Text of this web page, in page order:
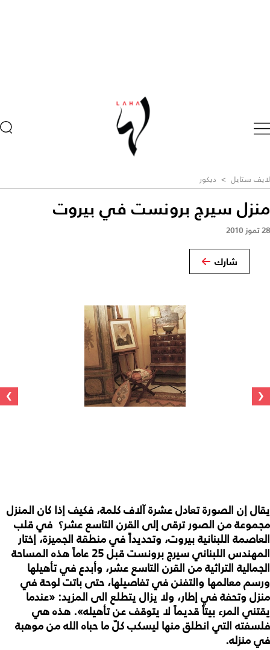
لايف ستايل > ديكور
منزل سيرج برونست في بيروت
28 تموز 2010
شارك
‹
›
يقال إن الصورة تعادل عشرة آلاف كلمة، فكيف إذا كان المنزل
مجموعة من الصور ترقى إلى القرن التاسع عشر؟ في قلب
العاصمة اللبنانية بيروت، وتحديداً في منطقة الجميزة، إختار
المهندس اللبناني سيرج برونست قبل 25 عاماً هذه المساحة
الجمالية التراثية من القرن التاسع عشر، وأبدع في تأهيلها
ورسم معالمها والتفنن في تفاصيلها، حتى باتت لوحة في
منزل وتحفة في إطار، ولا يزال يتطلع الى المزيد: «عندما
يقتني المرء بيتاً قديماً لا يتوقف عن تأهيله». هذه هي
فلسفته التي انطلق منها ليسكب كلّ ما حباه الله من موهبة
في منزله.